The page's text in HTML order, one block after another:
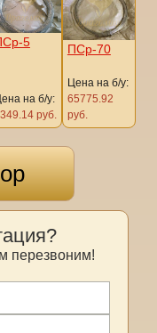
5
на б/у:
руб.
ПСр-70
Цена на б/у:
65775.92
руб.
перезвоним!